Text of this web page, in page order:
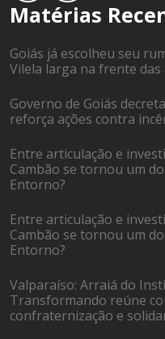
Matérias
Goiás já escolheu seu
Vilela larga na frente
Governo de Goiás
reforça ações contra
Entre articulação e
Cambão se tornou um
Entorno?
Entre articulação e
Cambão se tornou um
Entorno?
Valparaíso: Arraiá do
Transformando reúne
confraternização e